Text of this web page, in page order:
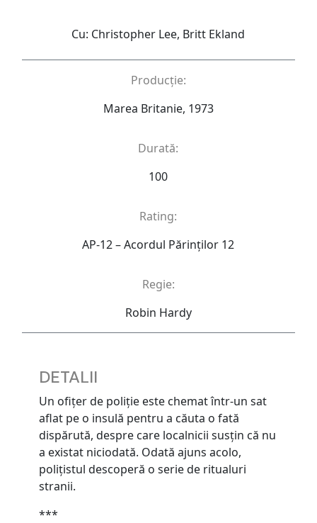
Cu: Christopher Lee, Britt Ekland
Producție:
Marea Britanie, 1973
Durată:
100
Rating:
AP-12 – Acordul Părinţilor 12
Regie:
Robin Hardy
DETALII
Un ofițer de poliție este chemat într-un sat
aflat pe o insulă pentru a căuta o fată
dispărută, despre care localnicii susțin că nu
a existat niciodată. Odată ajuns acolo,
polițistul descoperă o serie de ritualuri
stranii.
***